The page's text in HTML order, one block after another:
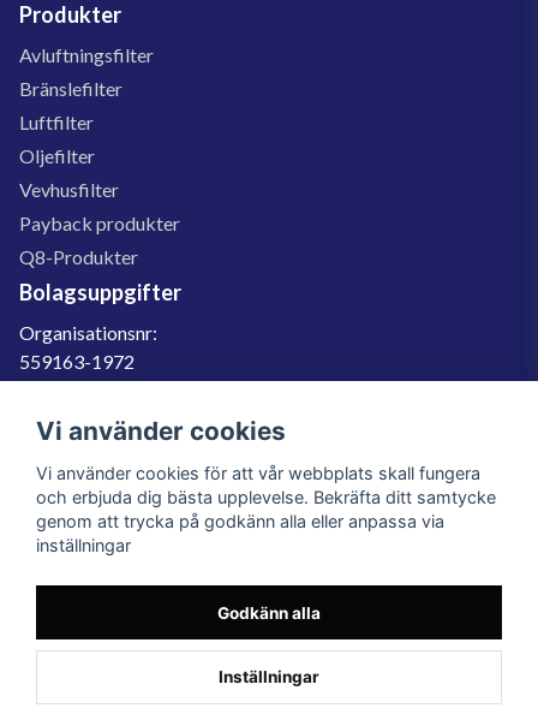
Produkter
Avluftningsfilter
Bränslefilter
Luftfilter
Oljefilter
Vevhusfilter
Payback produkter
Q8-Produkter
Bolagsuppgifter
Organisationsnr:
559163-1972
SE559163197201
060-566 800
info@filter.se
559163-1972
© 2023 Filter.se, All rights reserved.
Vi använder cookies
Vi använder cookies för att vår webbplats skall fungera
och erbjuda dig bästa upplevelse. Bekräfta ditt samtycke
genom att trycka på godkänn alla eller anpassa via
inställningar
Godkänn alla
Inställningar